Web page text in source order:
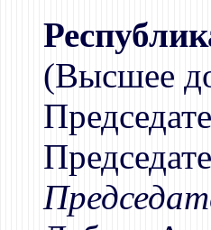
(Высшее